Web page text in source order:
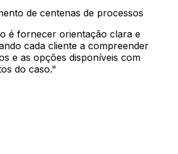
de centenas de processos
é fornecer orientação clara e
cada cliente a compreender
e as opções disponíveis com
do caso."